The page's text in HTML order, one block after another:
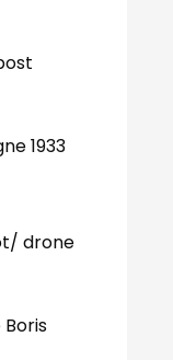
1933
drone
Boris